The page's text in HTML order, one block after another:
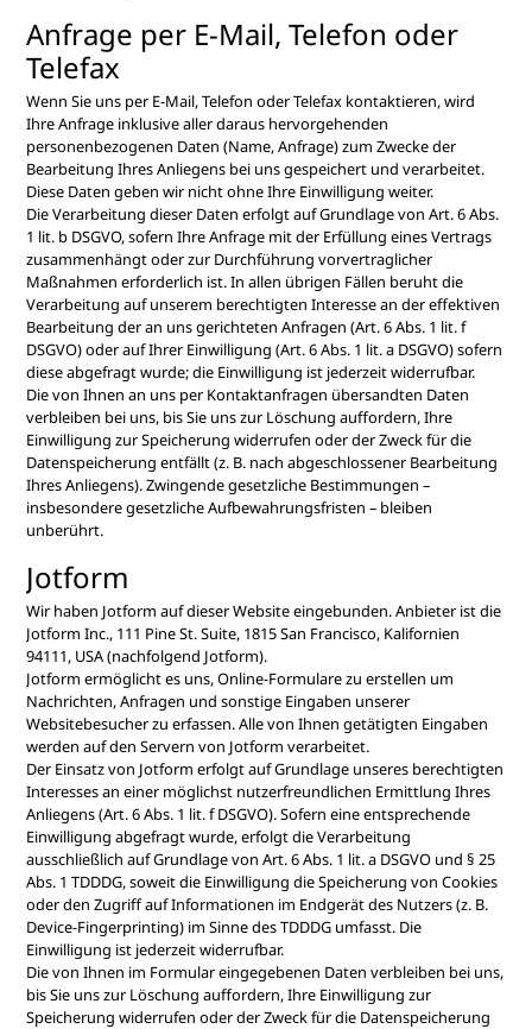
Anfrage per E-Mail, Telefon oder
Telefax
Wenn Sie uns per E-Mail, Telefon oder Telefax kontaktieren, wird
Ihre Anfrage inklusive aller daraus hervorgehenden
personenbezogenen Daten (Name, Anfrage) zum Zwecke der
Bearbeitung Ihres Anliegens bei uns gespeichert und verarbeitet.
Diese Daten geben wir nicht ohne Ihre Einwilligung weiter.
Die Verarbeitung dieser Daten erfolgt auf Grundlage von Art. 6 Abs.
1 lit. b DSGVO, sofern Ihre Anfrage mit der Erfüllung eines Vertrags
zusammenhängt oder zur Durchführung vorvertraglicher
Maßnahmen erforderlich ist. In allen übrigen Fällen beruht die
Verarbeitung auf unserem berechtigten Interesse an der effektiven
Bearbeitung der an uns gerichteten Anfragen (Art. 6 Abs. 1 lit. f
DSGVO) oder auf Ihrer Einwilligung (Art. 6 Abs. 1 lit. a DSGVO) sofern
diese abgefragt wurde; die Einwilligung ist jederzeit widerrufbar.
Die von Ihnen an uns per Kontaktanfragen übersandten Daten
verbleiben bei uns, bis Sie uns zur Löschung auffordern, Ihre
Einwilligung zur Speicherung widerrufen oder der Zweck für die
Datenspeicherung entfällt (z. B. nach abgeschlossener Bearbeitung
Ihres Anliegens). Zwingende gesetzliche Bestimmungen –
insbesondere gesetzliche Aufbewahrungsfristen – bleiben
unberührt.
Jotform
Wir haben Jotform auf dieser Website eingebunden. Anbieter ist die
Jotform Inc., 111 Pine St. Suite, 1815 San Francisco, Kalifornien
94111, USA (nachfolgend Jotform).
Jotform ermöglicht es uns, Online-Formulare zu erstellen um
Nachrichten, Anfragen und sonstige Eingaben unserer
Websitebesucher zu erfassen. Alle von Ihnen getätigten Eingaben
werden auf den Servern von Jotform verarbeitet.
Der Einsatz von Jotform erfolgt auf Grundlage unseres berechtigten
Interesses an einer möglichst nutzerfreundlichen Ermittlung Ihres
Anliegens (Art. 6 Abs. 1 lit. f DSGVO). Sofern eine entsprechende
Einwilligung abgefragt wurde, erfolgt die Verarbeitung
ausschließlich auf Grundlage von Art. 6 Abs. 1 lit. a DSGVO und § 25
Abs. 1 TDDDG, soweit die Einwilligung die Speicherung von Cookies
oder den Zugriff auf Informationen im Endgerät des Nutzers (z. B.
Device-Fingerprinting) im Sinne des TDDDG umfasst. Die
Einwilligung ist jederzeit widerrufbar.
Die von Ihnen im Formular eingegebenen Daten verbleiben bei uns,
bis Sie uns zur Löschung auffordern, Ihre Einwilligung zur
Speicherung widerrufen oder der Zweck für die Datenspeicherung